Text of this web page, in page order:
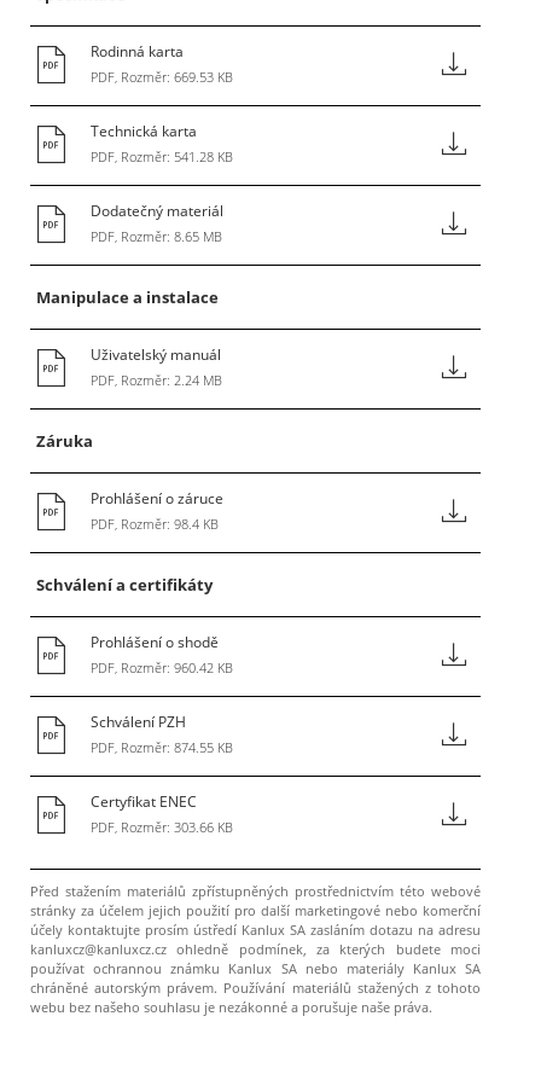
Rodinná karta
PDF, Rozměr: 669.53 KB
Technická karta
PDF, Rozměr: 541.28 KB
Dodatečný materiál
PDF, Rozměr: 8.65 MB
Manipulace a instalace
Uživatelský manuál
PDF, Rozměr: 2.24 MB
Záruka
Prohlášení o záruce
PDF, Rozměr: 98.4 KB
Schválení a certifikáty
Prohlášení o shodě
PDF, Rozměr: 960.42 KB
Schválení PZH
PDF, Rozměr: 874.55 KB
Certyfikat ENEC
PDF, Rozměr: 303.66 KB
Před stažením materiálů zpřístupněných prostřednictvím této webové
stránky za účelem jejich použití pro další marketingové nebo komerční
účely kontaktujte prosím ústředí Kanlux SA zasláním dotazu na adresu
kanluxcz@kanluxcz.cz ohledně podmínek, za kterých budete moci
používat ochrannou známku Kanlux SA nebo materiály Kanlux SA
chráněné autorským právem. Používání materiálů stažených z tohoto
webu bez našeho souhlasu je nezákonné a porušuje naše práva.